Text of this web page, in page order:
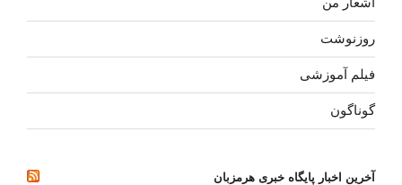
روزنوشت
فیلم آموزشی
گوناگون
آخرین اخبار پایگاه خبری هرمزبان